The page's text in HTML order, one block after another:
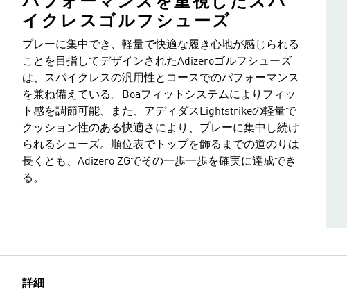
イクレスゴルフシューズ
プレーに集中でき、軽量で快適な履き心地が感じられる
ことを目指してデザインされたAdizeroゴルフシューズ
は、スパイクレスの汎用性とコースでのパフォーマンス
を兼ね備えている。Boaフィットシステムによりフィッ
ト感を調節可能、また、アディダスLightstrikeの軽量で
クッション性のある快適さにより、プレーに集中し続け
られるシューズ。順位表でトップを飾るまでの道のりは
長くとも、Adizero ZGでその一歩一歩を確実に達成でき
る。
詳細